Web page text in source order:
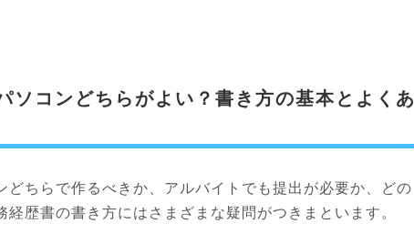
ソコンどちらがよい？書き方の基本とよくあ
どちらで作るべきか、アルバイトでも提出が必要か、どの
歴書の書き方にはさまざまな疑問がつきまといます。